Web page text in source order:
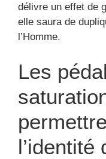
délivre un effet de
elle saura de
l’Homme.
Les
l’identité